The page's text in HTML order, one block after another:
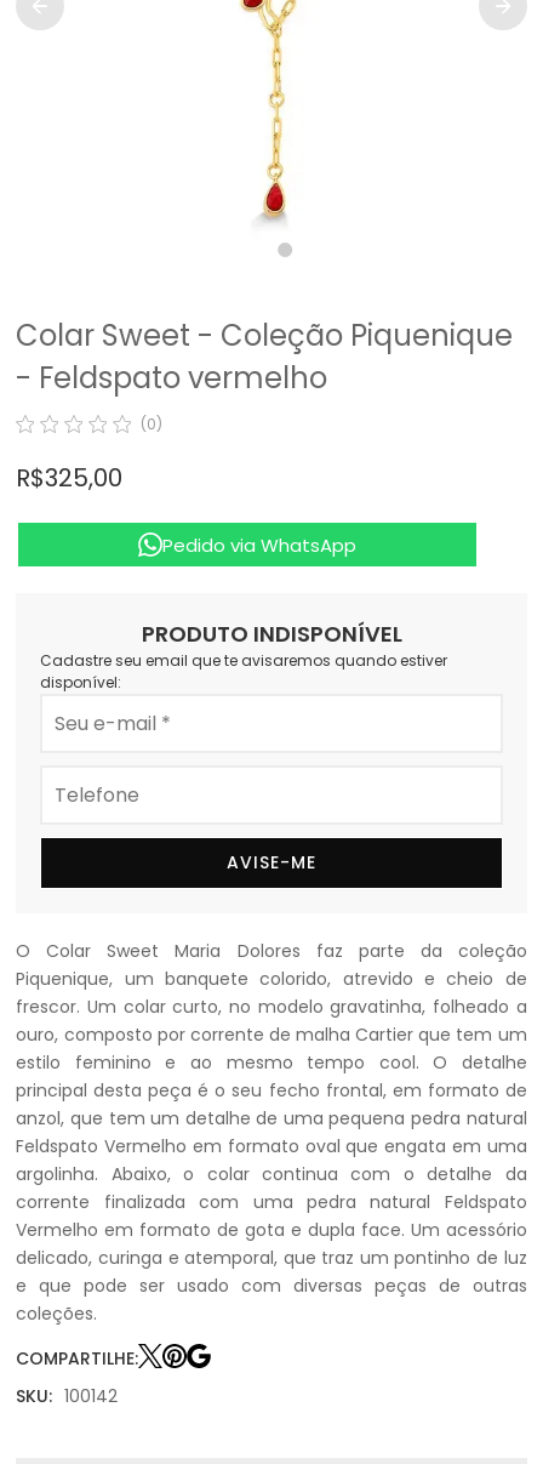
Colar Sweet - Coleção Piquenique
- Feldspato vermelho
(0)
R$ 325,00
Pedido via WhatsApp
PRODUTO INDISPONÍVEL
Cadastre seu email que te avisaremos quando estiver
disponível:
AVISE-ME
O Colar Sweet Maria Dolores faz parte da coleção
Piquenique, um banquete colorido, atrevido e cheio de
frescor. Um colar curto, no modelo gravatinha, folheado a
ouro, composto por corrente de malha Cartier que tem um
estilo feminino e ao mesmo tempo cool. O detalhe
principal desta peça é o seu fecho frontal, em formato de
anzol, que tem um detalhe de uma pequena pedra natural
Feldspato Vermelho em formato oval que engata em uma
argolinha. Abaixo, o colar continua com o detalhe da
corrente finalizada com uma pedra natural Feldspato
Vermelho em formato de gota e dupla face. Um acessório
delicado, curinga e atemporal, que traz um pontinho de luz
e que pode ser usado com diversas peças de outras
coleções.
COMPARTILHE:
SKU: 100142